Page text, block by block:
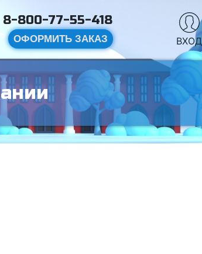
8-800-77-55-418
ОФОРМИТЬ ЗАКАЗ ВХОД